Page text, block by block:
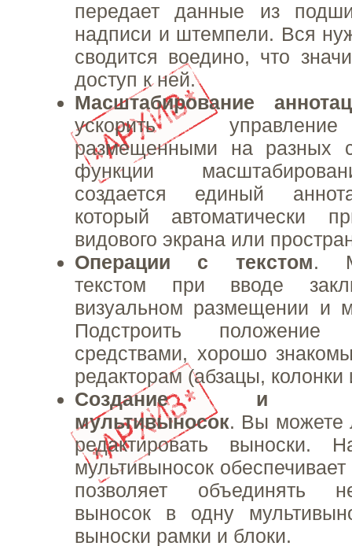
передает данные из
надписи и штемпели. Вся
сводится воедино, что
доступ к ней.
Масштабирование
ускорить
размещенными на разных
функции
создается единый
который автоматически
видового экрана или
Операции с текстом.
текстом при вводе
визуальном размещении и
Подстроить
средствами, хорошо
редакторам (абзацы, колонки
Создание и
мультивыносок. Вы можете
редактировать выноски.
мультивыносок
позволяет объединять
выносок в одну
выноски рамки и блоки.